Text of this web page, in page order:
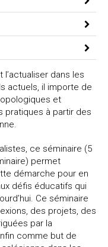
chefs
d'éducation,
réduite et à toute
dès l'inscription.
Mars 2024 - au Centre
2024 - Lyon,
Mars 2025 - Lyon,
Mai 2025 - Lyon,
dans les
actuels, il importe de
et
pratiques à partir des
ce séminaire (5
permet
démarche pour en
défis éducatifs qui
Ce séminaire
des projets, des
par la
comme but de